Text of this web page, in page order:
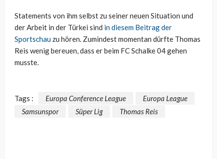
Statements von ihm selbst zu seiner neuen Situation und
der Arbeit in der Türkei sind in diesem Beitrag der
Sportschau zu hören. Zumindest momentan dürfte Thomas
Reis wenig bereuen, dass er beim FC Schalke 04 gehen
musste.
Tags : Europa Conference League
Europa League
Samsunspor
Süper Lig Thomas Reis